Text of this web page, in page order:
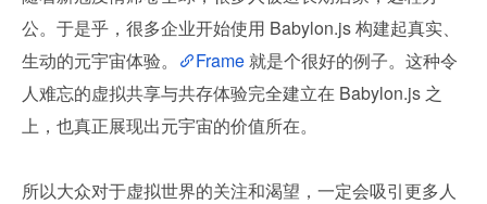
公。于是乎，很多企业开始使用 Babylon.js 构建起真实、
生动的元宇宙体验。
Frame 就是个很好的例子。这种令
人难忘的虚拟共享与共存体验完全建立在 Babylon.js 之
上，也真正展现出元宇宙的价值所在。
所以大众对于虚拟世界的关注和渴望，一定会吸引更多人